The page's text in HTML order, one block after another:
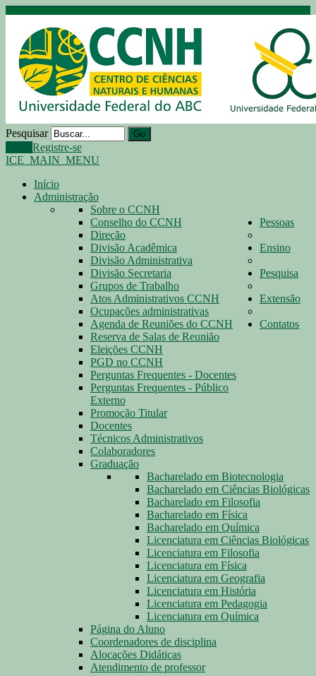
Pesquisar Go
Registre-se
ICE_MAIN_MENU
Início
Administração
Sobre o CCNH
Conselho do CCNH
Direção
Divisão Acadêmica
Divisão Administrativa
Divisão Secretaria
Grupos de Trabalho
Atos Administrativos CCNH
Ocupações administrativas
Agenda de Reuniões do CCNH
Reserva de Salas de Reunião
Eleições CCNH
PGD no CCNH
Perguntas Frequentes - Docentes
Perguntas Frequentes - Público
Externo
Promoção Titular
Pessoas
Docentes
Técnicos Administrativos
Colaboradores
Ensino
Graduação
Bacharelado em Biotecnologia
Bacharelado em Ciências Biológicas
Bacharelado em Filosofia
Bacharelado em Física
Bacharelado em Química
Licenciatura em Ciências Biológicas
Licenciatura em Filosofia
Licenciatura em Física
Licenciatura em Geografia
Licenciatura em História
Licenciatura em Pedagogia
Licenciatura em Química
Página do Aluno
Coordenadores de disciplina
Alocações Didáticas
Atendimento de professor
Pesquisa
Extensão
Contatos